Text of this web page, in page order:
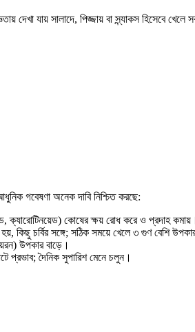
দেখা যায় সালাদে, পিজ্জায় বা স্ন্যাকস হিসেবে
গবেষণা অনেক দাবি নিশ্চিত করছে:
ক্যারোটিনয়েড) কোষের ক্ষয় রোধ করে ও প্রদাহ কমায়।
কিছু চর্বির সঙ্গে; সঠিক সময়ে খেলে ৩ গুণ বেশি
উপকার বাড়ে।
প্রভাব; দৈনিক সুপারিশ মেনে চলুন।